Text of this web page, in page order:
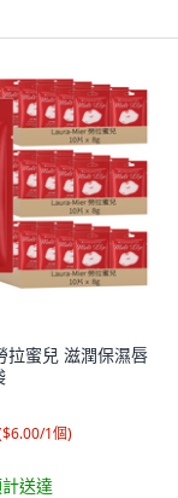
拉蜜兒 滋潤保濕唇
$6.00/1個)
送達